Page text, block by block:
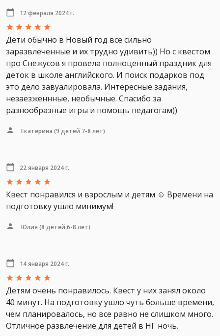
12 февраля 2024 г.
Дети обычно в Новый год все сильно
заразвлеченные и их трудно удивить)) Но с квестом
про Снежусов я провела полноценный праздник для
деток в школе английского. И поиск подарков под
это дело завуалировала. Интересные задания,
незаезженнные, необычные. Спасибо за
разнообразные игры и помощь педагогам))
Екатерина (9 детей 7-8 лет)
22 января 2024 г.
Квест понравился и взрослым и детям ☺ Времени на
подготовку ушло минимум!
Юлия (8 детей 6-8 лет)
14 января 2024 г.
Детям очень понравилось. Квест у них занял около
40 минут. На подготовку ушло чуть больше времени,
чем планировалось, но все равно не слишком много.
Отличное развлечение для детей в НГ ночь.